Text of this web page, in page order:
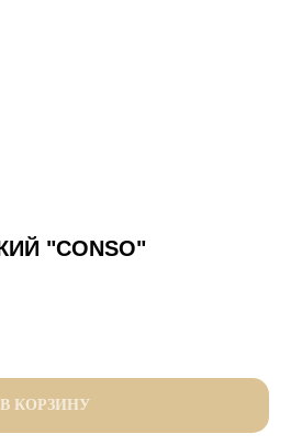
"CONSO"
В КОРЗИНУ